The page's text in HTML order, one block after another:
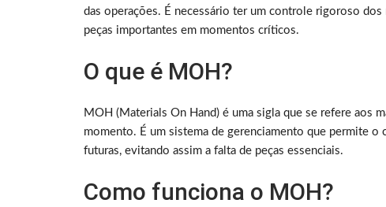
das operações. É necessário ter um controle rigoroso
peças importantes em momentos críticos.
O que é MOH?
MOH (Materials On Hand) é uma sigla que se refere aos
momento. É um sistema de gerenciamento que permite
futuras, evitando assim a falta de peças essenciais.
Como funciona o MOH?